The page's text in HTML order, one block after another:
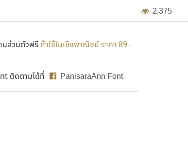
2,375
นส่วนตัวฟรี ถ้าใช้ในเชิงพาณิชย์ ราคา 89–
ติดตามได้ที่ PanisaraAnn Font